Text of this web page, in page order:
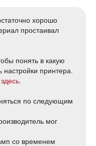
хорошо
простаивал
понять в какую
настройки принтера.
здесь
по следующим
мог
со временем